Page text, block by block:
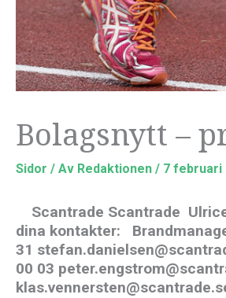
Bolagsnytt –
Sidor / Av Redaktionen / 7 februari
Scantrade Scantrade
dina kontakter:
31
00 03